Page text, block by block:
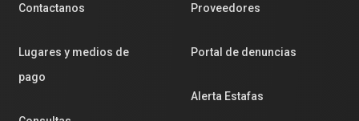
Contactanos
Lugares y medios de
pago
Proveedores
Portal de denuncias
Alerta Estafas